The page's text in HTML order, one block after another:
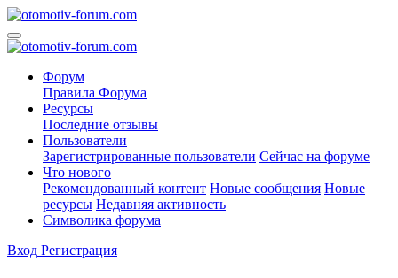
Форум
Правила Форума
Ресурсы
Последние отзывы
Пользователи
Зарегистрированные пользователи Сейчас на форуме
Что нового
Рекомендованный контент Новые сообщения Новые
ресурсы Недавняя активность
Символика форума
Вход Регистрация